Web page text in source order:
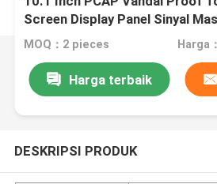
Screen Display Panel Sinyal
MOQ：2 pieces
Harga terbaik
DESKRIPSI PRODUK